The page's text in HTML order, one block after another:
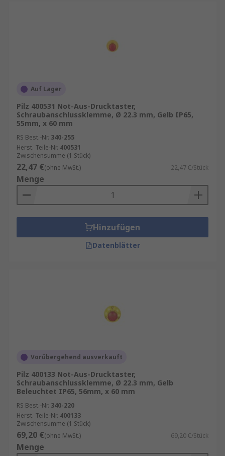
Auf Lager
Pilz 400531 Not-Aus-Drucktaster,
Schraubanschlussklemme, Ø 22.3 mm, Gelb IP65,
55mm, x 60 mm
RS Best.-Nr. 340-255
Herst. Teile-Nr. 400531
Zwischensumme (1 Stück)
22,47 €(ohne MwSt.) 22,47 €/Stück
Menge
Hinzufügen
Datenblätter
Vorübergehend ausverkauft
Pilz 400133 Not-Aus-Drucktaster,
Schraubanschlussklemme, Ø 22.3 mm, Gelb
Beleuchtet IP65, 56mm, x 60 mm
RS Best.-Nr. 340-220
Herst. Teile-Nr. 400133
Zwischensumme (1 Stück)
69,20 €(ohne MwSt.) 69,20 €/Stück
Menge